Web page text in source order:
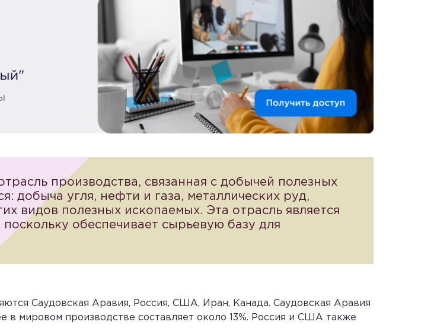
производства, связанная с добычей полезных
добыча угля, нефти и газа, металлических руд,
видов полезных ископаемых. Эта отрасль является
обеспечивает сырьевую базу для
Саудовская Аравия, Россия, США, Иран, Канада. Саудовская Аравия
мировом производстве составляет около 13%. Россия и США также